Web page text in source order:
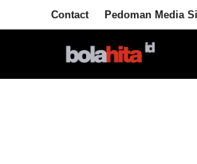
Contact Pedoman Media